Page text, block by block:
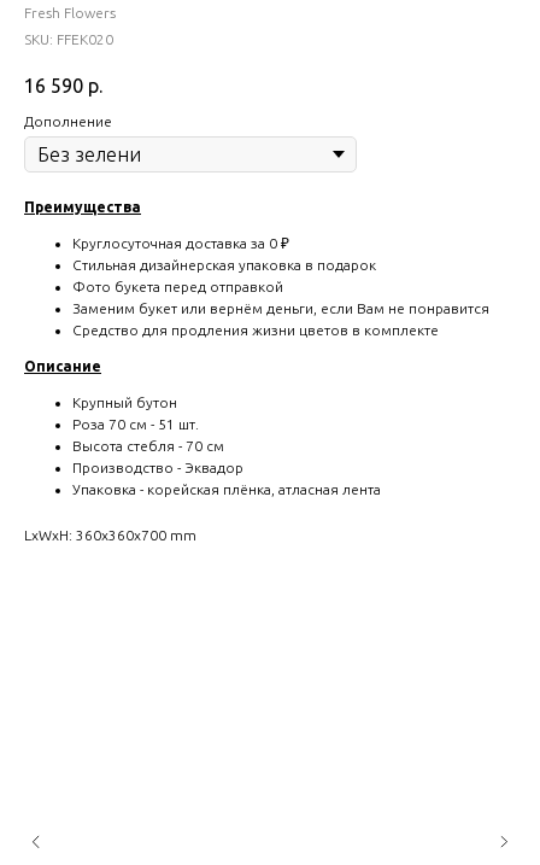
Fresh Flowers
SKU: FFEK020
16 590 р.
Дополнение
Преимущества
Круглосуточная доставка за 0 ₽
Стильная дизайнерская упаковка в подарок
Фото букета перед отправкой
Заменим букет или вернём деньги, если Вам не понравится
Средство для продления жизни цветов в комплекте
Описание
Крупный бутон
Роза 70 см - 51 шт.
Высота стебля - 70 см
Производство - Эквадор
Упаковка - корейская плёнка, атласная лента
LxWxH: 360x360x700 mm